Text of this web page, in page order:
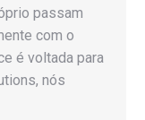
passam
com o
é voltada para
nós